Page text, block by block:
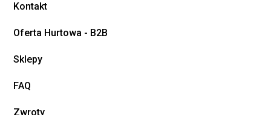
Kontakt
Oferta Hurtowa - B2B
Sklepy
FAQ
Zwroty